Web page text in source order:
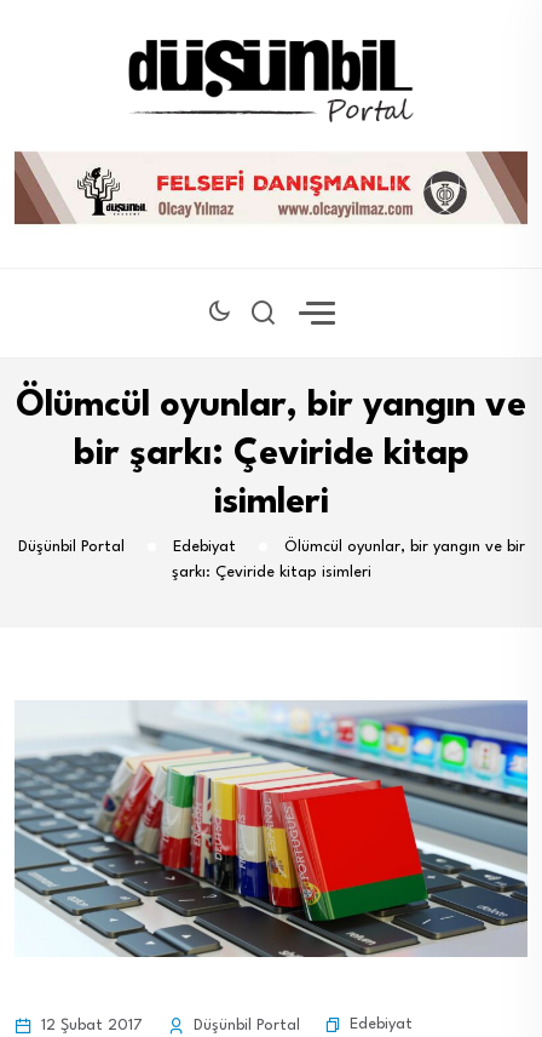
Ölümcül oyunlar, bir yangın ve
bir şarkı: Çeviride kitap
isimleri
Düşünbil Portal Edebiyat
Ölümcül oyunlar, bir yangın ve bir
şarkı: Çeviride kitap isimleri
12 Şubat 2017 Düşünbil Portal Edebiyat